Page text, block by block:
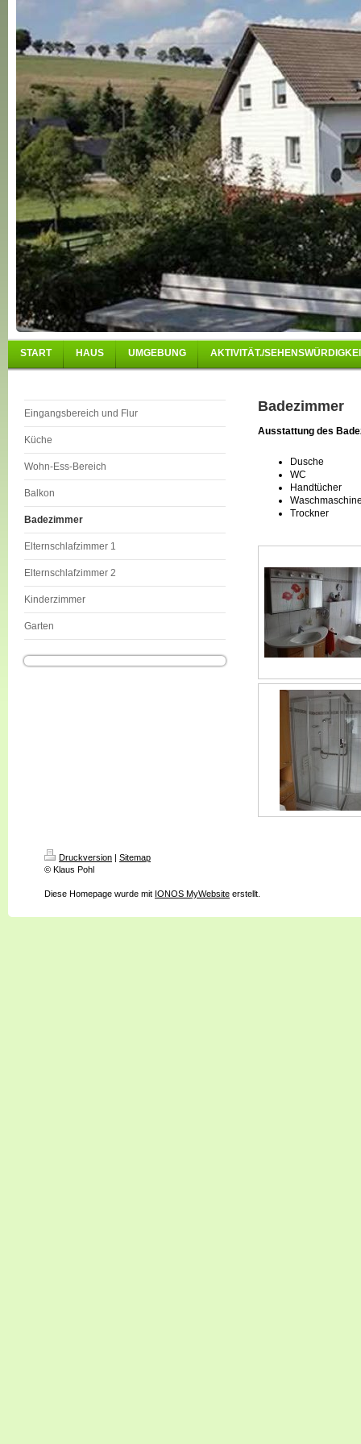
START HAUS UMGEBUNG AKTIVITÄT./
Eingangsbereich und Flur
Küche
Wohn-Ess-Bereich
Balkon
Badezimmer
Elternschlafzimmer 1
Elternschlafzimmer 2
Kinderzimmer
Garten
Badezimmer
Ausstattung des
Dusche
WC
Handtücher
Trockner
Druckversion | Sitemap
© Klaus Pohl
Diese Homepage wurde mit IONOS MyWebsite erstellt.